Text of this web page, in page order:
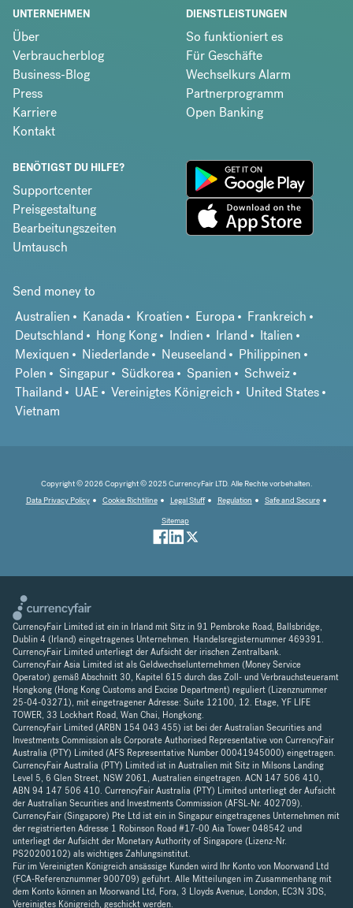
UNTERNEHMEN
Über
Verbraucherblog
Business-Blog
Press
Karriere
Kontakt
DIENSTLEISTUNGEN
So funktioniert es
Für Geschäfte
Wechselkurs Alarm
Partnerprogramm
Open Banking
BENÖTIGST DU HILFE?
Supportcenter
Preisgestaltung
Bearbeitungszeiten
Umtausch
Send money to
Australien
Kanada Kroatien Europa
Frankreich
Deutschland
Hong Kong Indien Irland
Italien
Mexiquen
Niederlande Neuseeland
Philippinen
Polen
Singapur Südkorea Spanien
Schweiz
Thailand
UAE Vereinigtes Königreich
United States
Vietnam
Copyright © 2026 Copyright © 2025 CurrencyFair LTD. Alle Rechte vorbehalten.
Data Privacy Policy
Cookie Richtiline Legal Stuff Regulation
Safe and Secure
Sitemap
CurrencyFair Limited ist ein in Irland mit Sitz in 91 Pembroke Road, Ballsbridge,
Dublin 4 (Irland) eingetragenes Unternehmen. Handelsregisternummer 469391.
CurrencyFair Limited unterliegt der Aufsicht der irischen Zentralbank.
CurrencyFair Asia Limited ist als Geldwechselunternehmen (Money Service
Operator) gemäß Abschnitt 30, Kapitel 615 durch das Zoll- und Verbrauchsteueramt
Hongkong (Hong Kong Customs and Excise Department) reguliert (Lizenznummer
25-04-03271), mit eingetragener Adresse: Suite 12100, 12. Etage, YF LIFE
TOWER, 33 Lockhart Road, Wan Chai, Hongkong.
CurrencyFair Limited (ARBN 154 043 455) ist bei der Australian Securities and
Investments Commission als Corporate Authorised Representative von CurrencyFair
Australia (PTY) Limited (AFS Representative Number 00041945000) eingetragen.
CurrencyFair Australia (PTY) Limited ist in Australien mit Sitz in Milsons Landing
Level 5, 6 Glen Street, NSW 2061, Australien eingetragen. ACN 147 506 410,
ABN 94 147 506 410. CurrencyFair Australia (PTY) Limited unterliegt der Aufsicht
der Australian Securities and Investments Commission (AFSL-Nr. 402709).
CurrencyFair (Singapore) Pte Ltd ist ein in Singapur eingetragenes Unternehmen mit
der registrierten Adresse 1 Robinson Road #17-00 Aia Tower 048542 und
unterliegt der Aufsicht der Monetary Authority of Singapore (Lizenz-Nr.
PS20200102) als wichtiges Zahlungsinstitut.
Für im Vereinigten Königreich ansässige Kunden wird Ihr Konto von Moorwand Ltd
(FCA-Referenznummer 900709) geführt. Alle Mitteilungen im Zusammenhang mit
dem Konto können an Moorwand Ltd, Fora, 3 Lloyds Avenue, London, EC3N 3DS,
Vereinigtes Königreich, geschickt werden.